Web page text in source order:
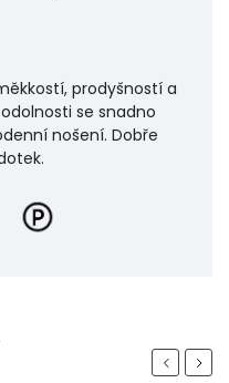
prodyšností a
se snadno
nošení. Dobře
Previous
Next